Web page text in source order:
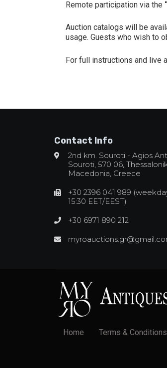
Remote participation via the
Auction catalogs will be
usage. Guests who wish to
For full instructions and live
Contact Info
2nd km. Souroti - Agios
Souroti, 570 06,
Macedonia, Greece
+30 2396 041 989
15:30 EET/EEST)
+30 6971 890 212
Home Terms & Conditions